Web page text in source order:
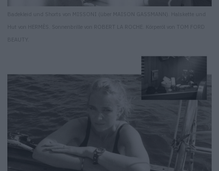
Badekleid und Shorts von MISSONI (über MAISON GASSMANN). Halskette und
Hut von HERMÈS. Sonnenbrille von ROBERT LA ROCHE. Körperöl von TOM FORD
BEAUTY.